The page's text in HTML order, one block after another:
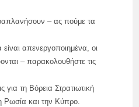
– ας πούμε τα
απενεργοποιημένα, οι
– παρακολουθήστε τις
για τη Βόρεια Στρατιωτική
Ρωσία και την Κύπρο.